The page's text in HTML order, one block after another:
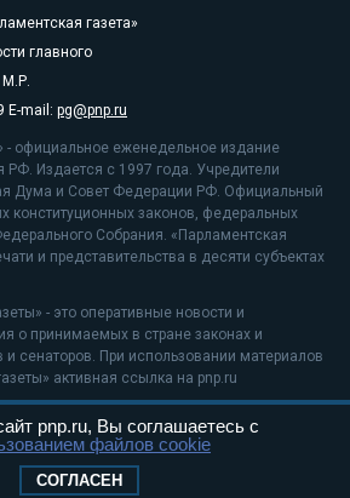
газета»
главного
М.Р.
E-mail: pg@pnp.ru
- официальное еженедельное издание
РФ. Издается с 1997 года. Учредители
Дума и Совет Федерации РФ. Официальный
конституционных законов, федеральных
Собрания. «Парламентская
и представительства в десяти субъектах
- это оперативные новости и
о принимаемых в стране законах и
и сенаторов. При использовании материалов
активная ссылка на pnp.ru
применяютсярекомендательные
данных
pnp.ru, Вы соглашаетесь с
файлов cookie
СОГЛАСЕН